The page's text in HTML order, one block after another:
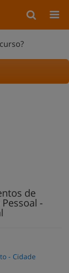
de
-
- Cidade